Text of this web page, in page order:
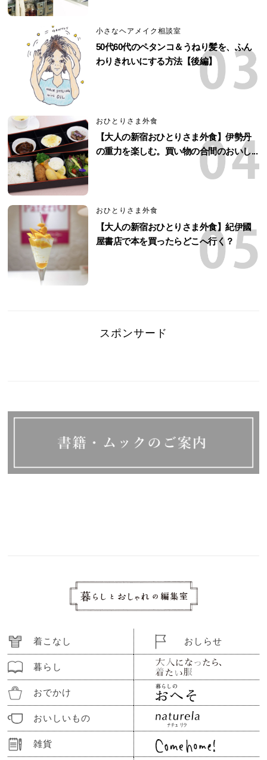
小さなヘアメイク相談室
50代60代のペタンコ＆うねり髪を、ふん
わりきれいにする方法【後編】
おひとりさま外食
【大人の新宿おひとりさま外食】伊勢丹
の重力を楽しむ。買い物の合間のおいし...
おひとりさま外食
【大人の新宿おひとりさま外食】紀伊國
屋書店で本を買ったらどこへ行く？
スポンサード
着こなし
暮らし
おでかけ
おいしいもの
雑貨
おしらせ